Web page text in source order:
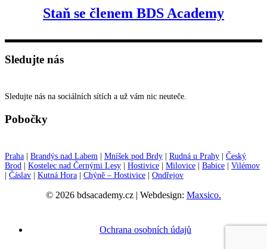
Staň se členem BDS Academy
Sledujte nás
Sledujte nás na sociálních sítích a už vám nic neuteče.
Pobočky
Praha | Brandýs nad Labem | Mníšek pod Brdy | Rudná u Prahy | Český
Brod | Kostelec nad Černými Lesy | Hostivice | Milovice | Babice | Vilémov
| Čáslav | Kutná Hora | Chýně – Hostivice | Ondřejov
© 2026 bdsacademy.cz | Webdesign: Maxsico.
Ochrana osobních údajů